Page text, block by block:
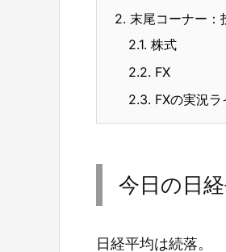
2. 末尾コーナー：
2.1. 株式
2.2. FX
2.3. FXの実況
今日の日
日経平均は続落。